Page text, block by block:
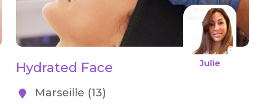
Julie
Hydrated Face
Marseille (13)